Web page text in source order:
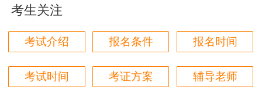
用户85****06
真的是把学习变成自己能理解的语言最重要！
用户m1****88
太喜欢王英老师了
考生关注
考试介绍 报名条件 报名时间
考试时间 考证方案 辅导老师